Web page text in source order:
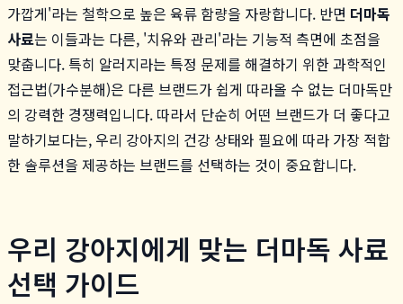
가깝게'라는 철학으로 높은 육류 함량을 자랑합니다. 반면 더마독
사료는 이들과는 다른, '치유와 관리'라는 기능적 측면에 초점을
맞춥니다. 특히 알러지라는 특정 문제를 해결하기 위한 과학적인
접근법(가수분해)은 다른 브랜드가 쉽게 따라올 수 없는 더마독만
의 강력한 경쟁력입니다. 따라서 단순히 어떤 브랜드가 더 좋다고
말하기보다는, 우리 강아지의 건강 상태와 필요에 따라 가장 적합
한 솔루션을 제공하는 브랜드를 선택하는 것이 중요합니다.
우리 강아지에게 맞는 더마독 사료
선택 가이드